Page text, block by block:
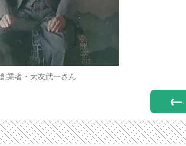
創業者・大友武一さん